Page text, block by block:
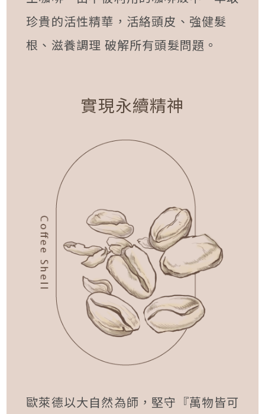
珍貴的活性精華，活絡頭皮、強健髮
根、滋養調理 破解所有頭髮問題。
實現永續精神
歐萊德以大自然為師，堅守『萬物皆可